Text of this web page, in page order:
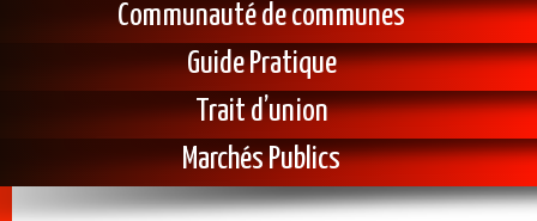
Communauté de communes
Guide Pratique
Trait d’union
Marchés Publics